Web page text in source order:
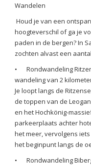
Wandelen
Houd je van een
hoogteverschil of ga je
paden in de bergen? In
zochten alvast een
•
Rondwandeling
wandeling van 2
Je loopt langs de
de toppen van de
en het Hochkönig-
parkeerplaats achter
het meer, vervolgens
het beginpunt langs de
•
Rondwandeling